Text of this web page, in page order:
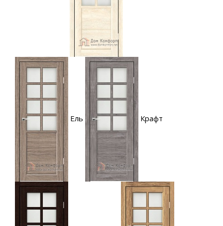
Ель Крафт